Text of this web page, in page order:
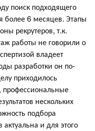
поиск подходящего
более 6 месяцев. Этапы
рекрутеров, т.к.
работы не говорили о
владеет
разработки он по-
приходилось
профессиональные
нескольких
подбора
и для этого